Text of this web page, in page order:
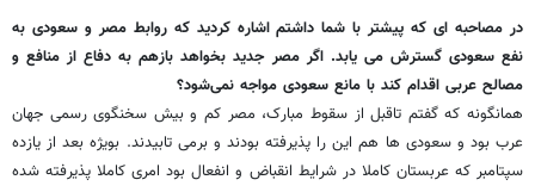
در مصاحبه ای که پیشتر با شما داشتم اشاره کردید که روابط مصر و سعودی به
نفع سعودی گسترش می یابد. اگر مصر جدید بخواهد بازهم به دفاع از منافع و
مصالح عربی اقدام کند با مانع سعودی مواجه نمی‌شود؟
همانگونه که گفتم تاقبل از سقوط مبارک، مصر کم و بیش سخنگوی رسمی جهان
عرب بود و سعودی ها هم این را پذیرفته بودند و برمی تابیدند. بویژه بعد از یازده
سپتامبر که عربستان کاملا در شرایط انقباض و انفعال بود امری کاملا پذیرفته شده